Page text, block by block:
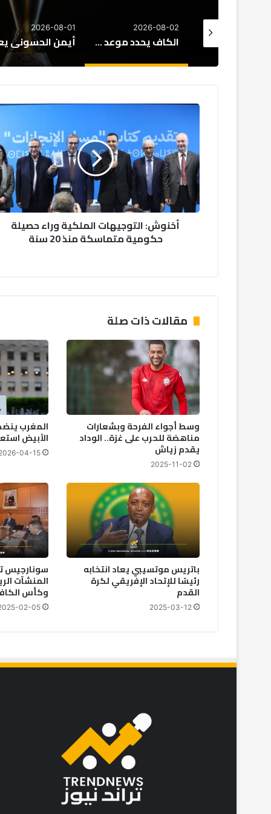
الكاف يحدد موعد قرعة دوري أبطال إفريقيا وكأس الكونفدرالية
2026-08-01
أيمن الحسوني يعود إلى الوداد الرياضي بعقد يمتد لموسم واحد
2026-07-30
أخنوش:
الملكية
وراء
حصيلة
حكومية
متماسكة
منذ
20
أخنوش: التوجيهات الملكية وراء حصيلة
حكومية متماسكة منذ 20 سنة
مقالات ذات صلة
وسط أجواء الفرحة وبشعارات
مناهضة للحرب على غزة.. الوداد
يقدم زياش
2025-11-02
المغرب
الأبيض
04-15
باتريس موتسيبي يعاد انتخابه
رئيسًا للإتحاد الإفريقي لكرة
القدم
2025-03-12
سونارجيس
وكأس الكاف
02-05